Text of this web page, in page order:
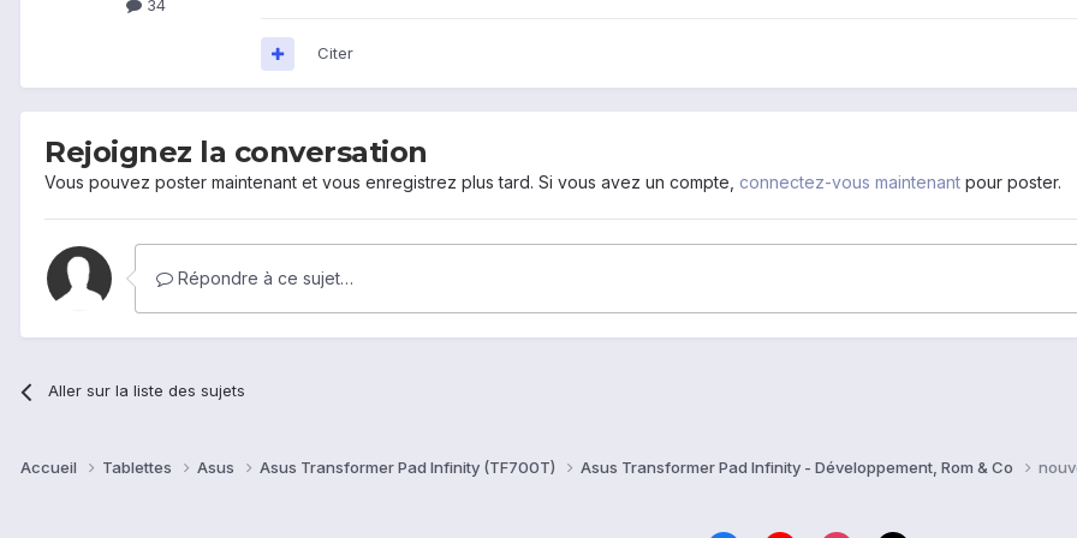
34
Citer
Rejoignez la conversation
Vous pouvez poster maintenant et vous enregistrez plus tard. Si vous avez un compte, connectez-vous maintenant pour poster.
Répondre à ce sujet…
Aller sur la liste des sujets
Accueil Tablettes Asus Asus Transformer Pad Infinity (TF700T) Asus Transformer Pad Infinity - Développement, Rom & Co